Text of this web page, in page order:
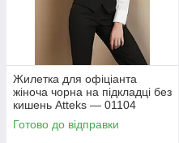
Жилетка для офіціанта
жіноча чорна на підкладці без
кишень Atteks — 01104
Готово до відправки